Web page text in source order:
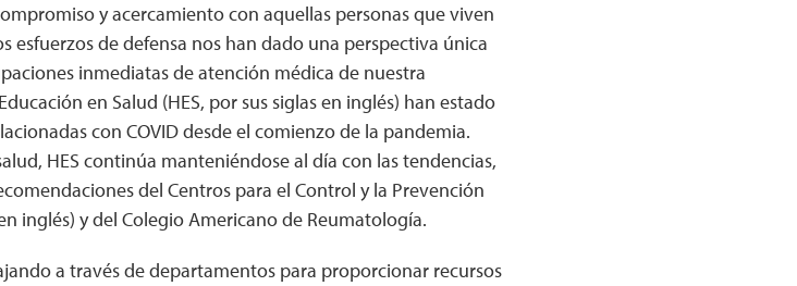
y acercamiento con aquellas personas que viven
esfuerzos de defensa nos han dado una perspectiva única
inmediatas de atención médica de nuestra
en Salud (HES, por sus siglas en inglés) han estado
con COVID desde el comienzo de la pandemia.
HES continúa manteniéndose al día con las tendencias,
del Centros para el Control y la Prevención
inglés) y del Colegio Americano de Reumatología.
a través de departamentos para proporcionar recursos